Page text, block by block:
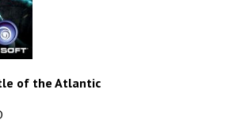
of the Atlantic